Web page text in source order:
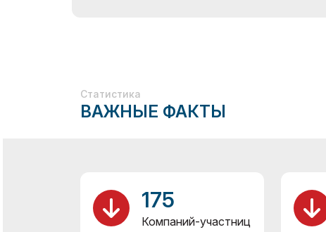
Статистика
ВАЖНЫЕ ФАКТЫ
175
Компаний-участниц